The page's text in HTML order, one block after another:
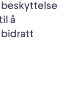
beskyttelse
å
bidratt